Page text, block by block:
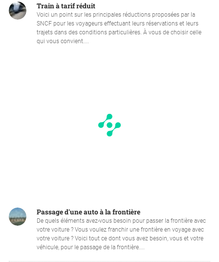
Train à tarif réduit
Voici un point sur les principales réductions proposées par la
SNCF pour les voyageurs effectuant leurs réservations et leurs
trajets dans des conditions particulières. À vous de choisir celle
qui vous convient....
Passage d'une auto à la frontière
De quels éléments avez-vous besoin pour passer la frontière avec
votre voiture ? Vous voulez franchir une frontière en voyage avec
votre voiture ? Voici tout ce dont vous avez besoin, vous et votre
véhicule, pour le passage de la frontière....